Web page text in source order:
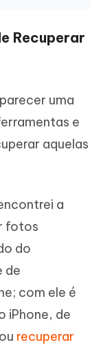
Recuperar
uma
e
aquelas
a
fotos
do
de
com ele é
iPhone, de
recuperar